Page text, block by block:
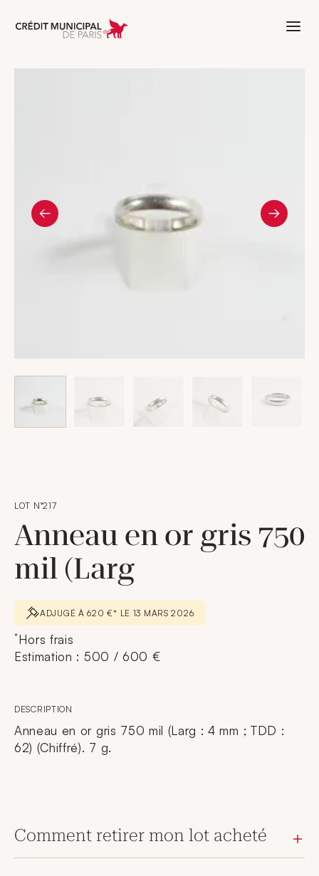
Aller à l'accueil de Crédit Municipal
LOT N°217
Anneau en or gris 750
mil (Larg
ADJUGÉ À 620 €* LE 13 MARS 2026
*Hors frais
Estimation : 500 / 600 €
DESCRIPTION
Anneau en or gris 750 mil (Larg : 4 mm ; TDD :
62) (Chiffré). 7 g.
Comment retirer mon lot acheté